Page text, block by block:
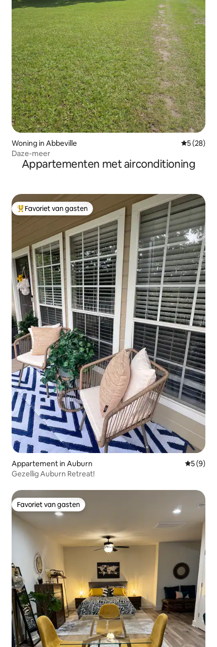
Woning in Abbeville
5 (28)
Daze-meer
Appartementen met airconditioning
Topfavoriet van gasten
Favoriet van gasten
Appartement in Auburn
5 (9)
Gezellig Auburn Retreat!
Favoriet van gasten
Favoriet van gasten